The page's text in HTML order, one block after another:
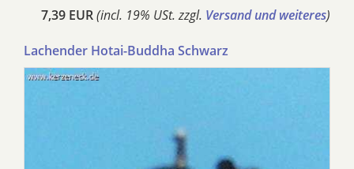
7,39 EUR(incl. 19% USt. zzgl. Versand und weiteres)
Lachender Hotai-Buddha Schwarz